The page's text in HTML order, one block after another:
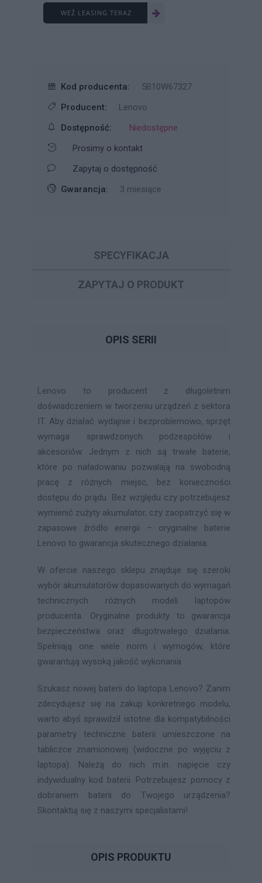
WEŹ LEASING TERAZ
Kod producenta:
5B10W67327
Producent:
Lenovo
Dostępność:
Niedostępne
Prosimy o kontakt
Zapytaj o dostępność
Gwarancja:
3 miesiące
SPECYFIKACJA
ZAPYTAJ O PRODUKT
OPIS SERII
Lenovo to producent z długoletnim
doświadczeniem w tworzeniu urządzeń z sektora
IT. Aby działać wydajnie i bezproblemowo, sprzęt
wymaga sprawdzonych podzespołów i
akcesoriów. Jednym z nich są trwałe baterie,
które po naładowaniu pozwalają na swobodną
pracę z różnych miejsc, bez konieczności
dostępu do prądu. Bez względu czy potrzebujesz
wymienić zużyty akumulator, czy zaopatrzyć się w
zapasowe źródło energii – oryginalne baterie
Lenovo to gwarancja skutecznego działania.
W ofercie naszego sklepu znajduje się szeroki
wybór akumulatorów dopasowanych do wymagań
technicznych różnych modeli laptopów
producenta. Oryginalne produkty to gwarancja
bezpieczeństwa oraz długotrwałego działania.
Spełniają one wiele norm i wymogów, które
gwarantują wysoką jakość wykonania
Szukasz nowej baterii do laptopa Lenovo? Zanim
zdecydujesz się na zakup konkretnego modelu,
warto abyś sprawdził istotne dla kompatybilności
parametry techniczne baterii umieszczone na
tabliczce znamionowej (widoczne po wyjęciu z
laptopa). Należą do nich m.in. napięcie czy
indywidualny kod baterii. Potrzebujesz pomocy z
dobraniem baterii do Twojego urządzenia?
Skontaktuj się z naszymi specjalistami!
OPIS PRODUKTU